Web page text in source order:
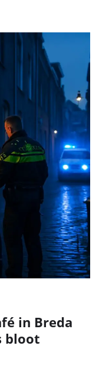
in Breda
bloot